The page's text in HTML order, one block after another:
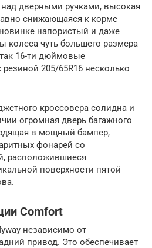
дверными ручками, высокая
снижающаяся к корме
напористый и даже
колеса чуть большего размера
16-ти дюймовые
205/65R16 несколько
кроссовера солидна и
огромная дверь багажного
в мощный бампер,
фонарей со
расположившиеся
поверхности пятой
Comfort
независимо от
привод. Это обеспечивает